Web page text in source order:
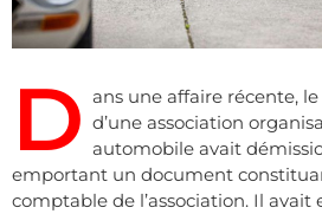
D ans une affaire récente,
d’une association
automobile avait
emportant un document
comptable de l’association. Il avait